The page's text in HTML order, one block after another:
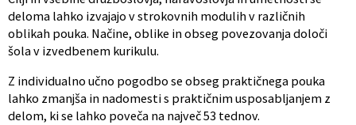
deloma lahko izvajajo v strokovnih modulih v različnih
oblikah pouka. Načine, oblike in obseg povezovanja določi
šola v izvedbenem kurikulu.
Z individualno učno pogodbo se obseg praktičnega pouka
lahko zmanjša in nadomesti s praktičnim usposabljanjem z
delom, ki se lahko poveča na največ 53 tednov.